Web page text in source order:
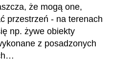
że mogą one,
przestrzeń - na terenach
np. żywe obiekty
z posadzonych